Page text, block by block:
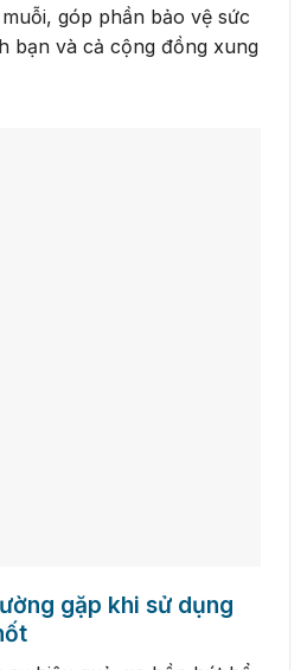
góp phần bảo vệ sức
bạn và cả cộng đồng xung
gặp khi sử dụng